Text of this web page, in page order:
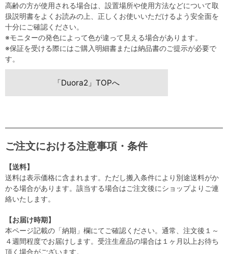
高齢の方が使用される場合は、設置場所や使用方法などについて取
扱説明書をよくお読みの上、正しくお使いいただけるよう安全面を
十分にご確認ください。
※モニターの発色によって色が違って見える場合があります。
※保証を受ける際にはご購入明細書または納品書のご提示が必要で
す。
「Duora2」TOPへ
ご注文における注意事項・条件
【送料】
送料は表示価格に含まれます。ただし搬入条件により別途送料がか
かる場合があります。該当する場合はご注文後にショップよりご連
絡いたします。
【お届け時期】
本ページ記載の「納期」欄にてご確認ください。通常、注文後１～
４週間程度でお届けします。受注生産品の場合は１ヶ月以上お待ち
頂く場合がございます。